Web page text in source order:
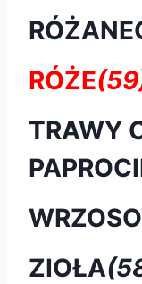
RÓŻE
TRAWY
ZIOŁA